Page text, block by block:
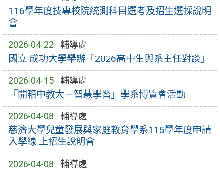
116學年度技專校院統測科目選考及招生選採說明
會
2026-04-22 輔導處
國立 成功大學舉辦「2026高中生與系主任對談」
2026-04-15 輔導處
「開箱中教大－智慧學習」學系博覽會活動
2026-04-08 輔導處
慈濟大學兒童發展與家庭教育學系115學年度申請
入學線 上招生說明會
2026-04-08 輔導處